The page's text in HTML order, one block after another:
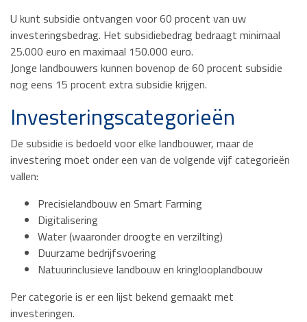
U kunt subsidie ontvangen voor 60 procent van uw
investeringsbedrag. Het subsidiebedrag bedraagt minimaal
25.000 euro en maximaal 150.000 euro.
Jonge landbouwers kunnen bovenop de 60 procent subsidie
nog eens 15 procent extra subsidie krijgen.
Investeringscategorieën
De subsidie is bedoeld voor elke landbouwer, maar de
investering moet onder een van de volgende vijf categorieën
vallen:
Precisielandbouw en Smart Farming
Digitalisering
Water (waaronder droogte en verzilting)
Duurzame bedrijfsvoering
Natuurinclusieve landbouw en kringlooplandbouw
Per categorie is er een lijst bekend gemaakt met
investeringen.